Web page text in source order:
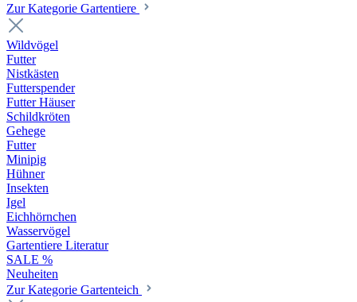
Zur Kategorie Gartentiere
Wildvögel
Futter
Nistkästen
Futterspender
Futter Häuser
Schildkröten
Gehege
Futter
Minipig
Hühner
Insekten
Igel
Eichhörnchen
Wasservögel
Gartentiere Literatur
SALE %
Neuheiten
Zur Kategorie Gartenteich